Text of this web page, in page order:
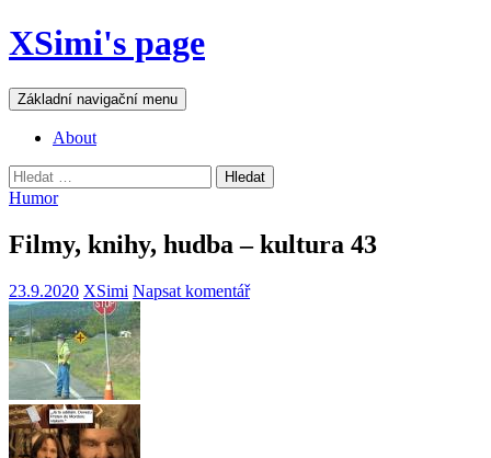
Přejít
k
webu
XSimi's page
Hledat
Základní navigační menu
About
Vyhledávání
Humor
Filmy, knihy, hudba – kultura 43
23.9.2020 XSimi Napsat komentář